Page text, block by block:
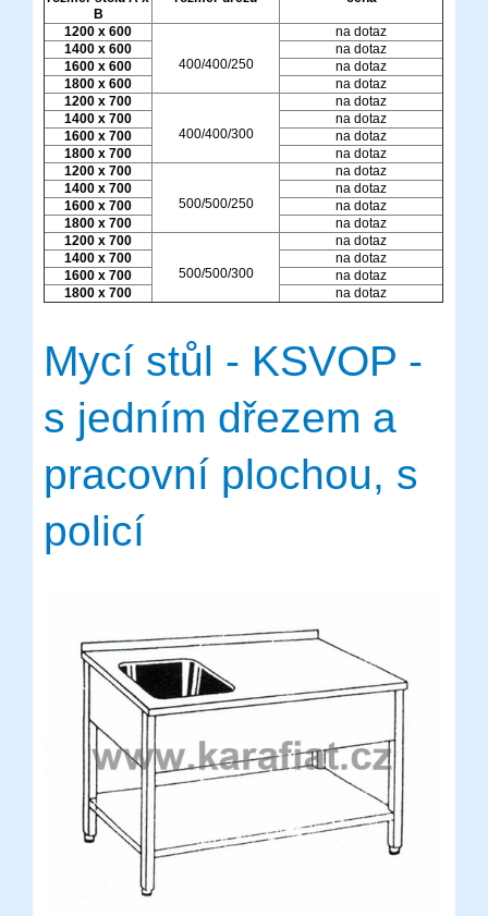
B
1200 x 600
400/400/250
na dotaz
1400 x 600
na dotaz
1600 x 600
na dotaz
1800 x 600
na dotaz
1200 x 700
400/400/300
na dotaz
1400 x 700
na dotaz
1600 x 700
na dotaz
1800 x 700
na dotaz
1200 x 700
500/500/250
na dotaz
1400 x 700
na dotaz
1600 x 700
na dotaz
1800 x 700
na dotaz
1200 x 700
500/500/300
na dotaz
1400 x 700
na dotaz
1600 x 700
na dotaz
1800 x 700
na dotaz
Mycí stůl - KSVOP -
s jedním dřezem a
pracovní plochou, s
policí